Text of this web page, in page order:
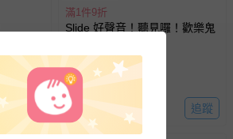
追蹤
滿1件9折
Slide 好聲音！聽見囉！歡樂鬼
$412 (單件已折)
最新上架 追蹤